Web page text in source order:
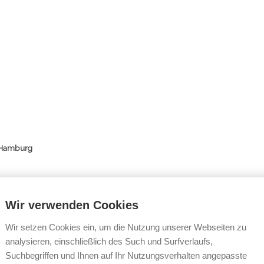
e.V.
Wir verwenden Cookies
Wir setzen Cookies ein, um die Nutzung unserer Webseiten zu
analysieren, einschließlich des Such und Surfverlaufs,
Suchbegriffen und Ihnen auf Ihr Nutzungsverhalten angepasste